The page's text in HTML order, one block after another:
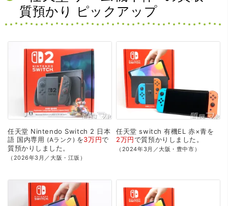
質預かり ピックアップ
任天堂 Nintendo Switch 2 日本
語 国内専用 Aランク を3万円で
質預かり しました。
（2026年3月／大阪・江坂）
任天堂 switch 有機EL 赤×青を
2万円で質預かり しました。
（2024年3月／大阪・豊中市）